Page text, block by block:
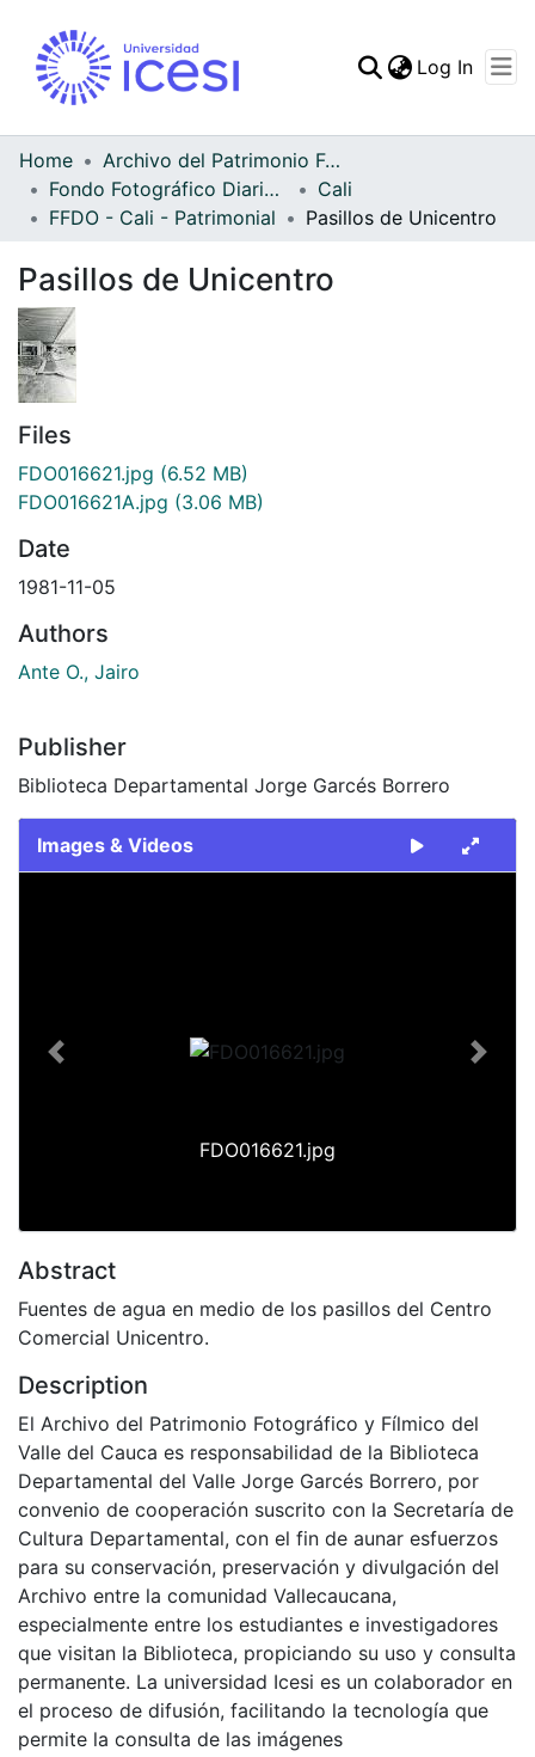
Statistics
Log In
Home
Archivo del Patrimonio Fotográfico y Fílmico del Valle del Cauca
Fondo Fotográfico Diario Occidente
Cali
FFDO - Cali - Patrimonial
Pasillos de Unicentro
Pasillos de Unicentro
Files
FDO016621.jpg (6.52 MB)
FDO016621A.jpg (3.06 MB)
Date
1981-11-05
Authors
Ante O., Jairo
Publisher
Biblioteca Departamental Jorge Garcés Borrero
Images & Videos
FDO016621.jpg
Previous Next
Abstract
Fuentes de agua en medio de los pasillos del Centro
Comercial Unicentro.
Description
El Archivo del Patrimonio Fotográfico y Fílmico del
Valle del Cauca es responsabilidad de la Biblioteca
Departamental del Valle Jorge Garcés Borrero, por
convenio de cooperación suscrito con la Secretaría de
Cultura Departamental, con el fin de aunar esfuerzos
para su conservación, preservación y divulgación del
Archivo entre la comunidad Vallecaucana,
especialmente entre los estudiantes e investigadores
que visitan la Biblioteca, propiciando su uso y consulta
permanente. La universidad Icesi es un colaborador en
el proceso de difusión, facilitando la tecnología que
permite la consulta de las imágenes